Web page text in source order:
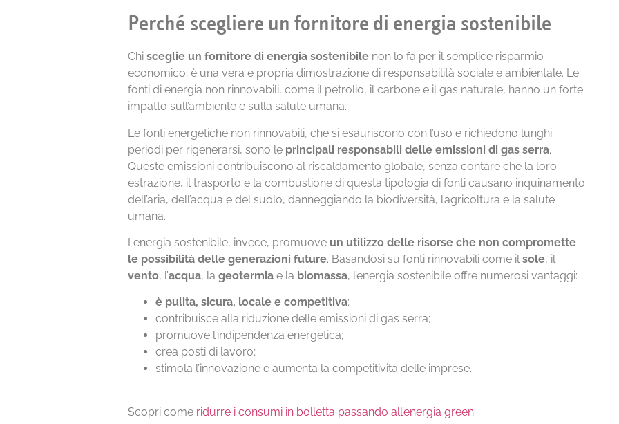
Perché scegliere un fornitore di energia sostenibile
Chisceglie un fornitore di energia sostenibile non lo fa per il semplice risparmio
economico; è una vera e propria dimostrazione di responsabilità sociale e ambientale. Le
fonti di energia non rinnovabili, come il petrolio, il carbone e il gas naturale, hanno un forte
impatto sull’ambiente e sulla salute umana.
Le fonti energetiche non rinnovabili, che si esauriscono con l’uso e richiedono lunghi
periodi per rigenerarsi, sono le principali responsabili delle emissioni di gas serra.
Queste emissioni contribuiscono al riscaldamento globale, senza contare che la loro
estrazione, il trasporto e la combustione di questa tipologia di fonti causano inquinamento
dell’aria, dell’acqua e del suolo, danneggiando la biodiversità, l’agricoltura e la salute
umana.
L’energia sostenibile, invece, promuove un utilizzo delle risorse che non compromette
le possibilità delle generazioni future. Basandosi su fonti rinnovabili come ilsole, il
vento, l’acqua, lageotermiae la biomassa, l’energia sostenibile offre numerosi vantaggi:
è pulita, sicura, locale e competitiva;
contribuisce alla riduzione delle emissioni di gas serra;
promuove l’indipendenza energetica;
crea posti di lavoro;
stimola l’innovazione e aumenta la competitività delle imprese.
Scopri come ridurre i consumi in bolletta passando all’energia green.